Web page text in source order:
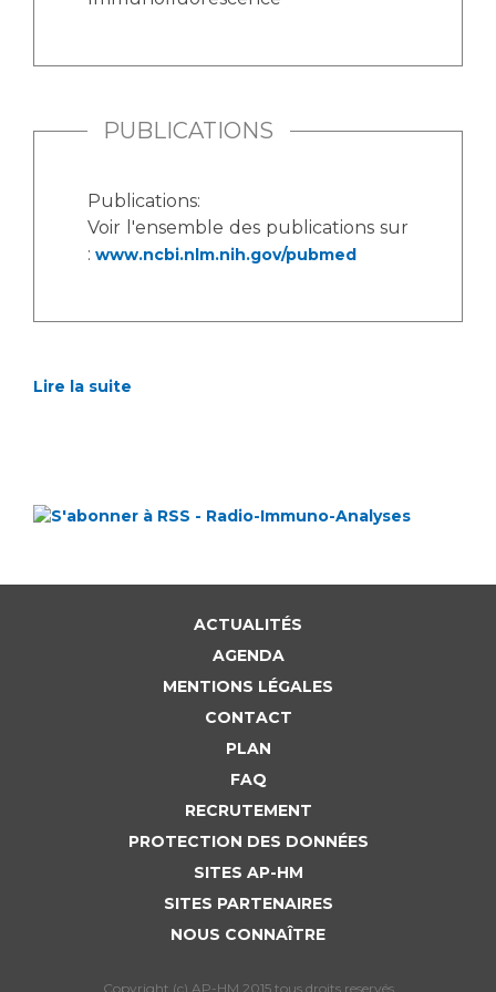
Nos indicateurs qualité et de sécurité des soins
Protection des données
Les recherches en santé à l’AP-HM
Liste des marchés conclus
PUBLICATIONS
Publications:
Voir l'ensemble des publications sur
: www.ncbi.nlm.nih.gov/pubmed
Lire la suite
ACTUALITÉS
AGENDA
MENTIONS LÉGALES
CONTACT
PLAN
FAQ
RECRUTEMENT
PROTECTION DES DONNÉES
SITES AP-HM
SITES PARTENAIRES
NOUS CONNAÎTRE
Copyright (c) AP-HM 2015 tous droits reservés